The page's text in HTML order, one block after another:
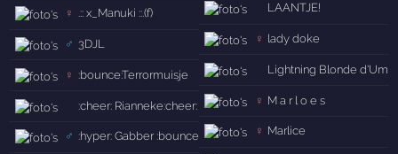
♀ .:: x_Manuki ::.(f)
♂ 3DJL
♀ :bounce:Terrormuisje
:cheer: Rianneke:cheer:
♂ :hyper: Gabber :bounce:
LAANTJE!
♀ lady doke
Lightning Blonde d'Um
♀ M a r l o e s
♀ Marlice